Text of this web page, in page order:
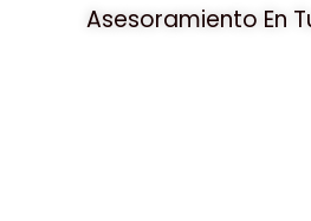
Asesoramiento En